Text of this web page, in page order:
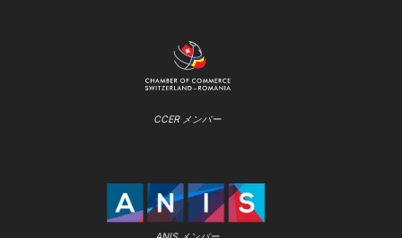
CCER メンバー